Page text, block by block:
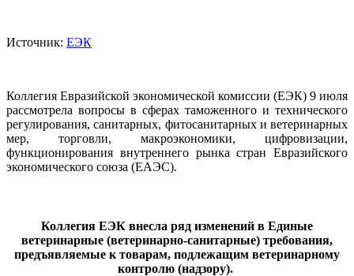
Источник: ЕЭК
Коллегия Евразийской экономической комиссии (ЕЭК) 9 июля
рассмотрела вопросы в сферах таможенного и технического
регулирования, санитарных, фитосанитарных и ветеринарных
мер, торговли, макроэкономики, цифровизации,
функционирования внутреннего рынка стран Евразийского
экономического союза (ЕАЭС).
Коллегия ЕЭК внесла ряд изменений в Единые
ветеринарные (ветеринарно-санитарные) требования,
предъявляемые к товарам, подлежащим ветеринарному
контролю (надзору).